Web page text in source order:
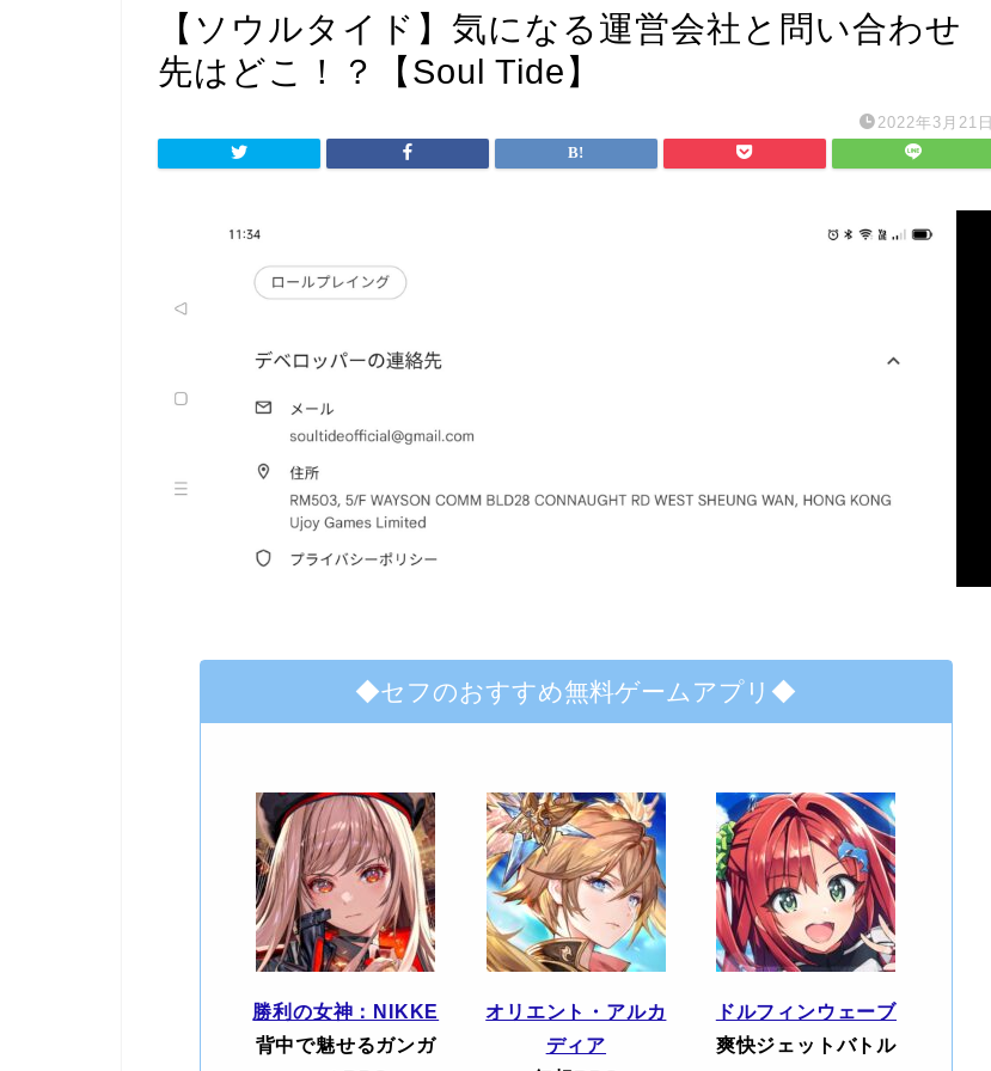
【ソウルタイド】気になる運営会社と問い合わせ
先はどこ！？【Soul Tide】
2022年3月21日
◆セフのおすすめ無料ゲームアプリ◆
勝利の女神：NIKKE
背中で魅せるガンガ
オリエント・アルカ
ディア
ドルフィンウェーブ
爽快ジェットバトル